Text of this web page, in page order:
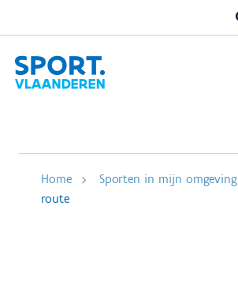
Home Sporten in mijn omgeving
route